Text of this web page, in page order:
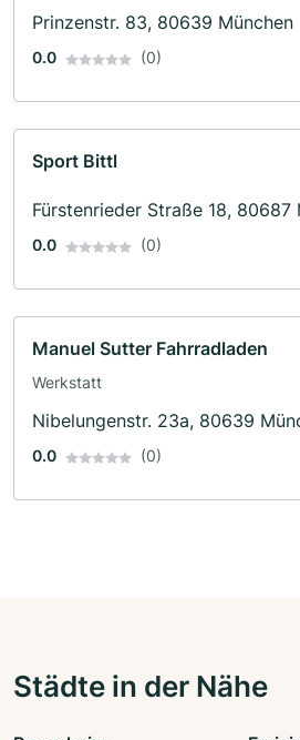
Prinzenstr. 83, 80639 München
0.0 (0)
Sport Bittl
Fürstenrieder Straße 18, 80687
0.0 (0)
Manuel Sutter Fahrradladen
Werkstatt
Nibelungenstr. 23a, 80639
0.0 (0)
Städte in der Nähe